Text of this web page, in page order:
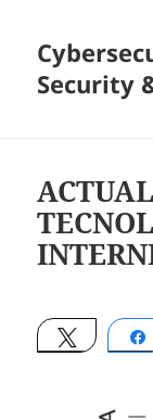
Security
Tweet